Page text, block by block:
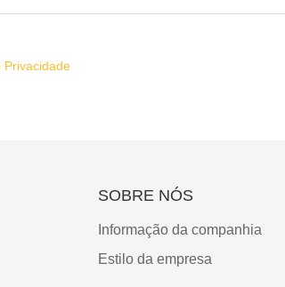
Privacidade
SOBRE NÓS
Informação da companhia
Estilo da empresa